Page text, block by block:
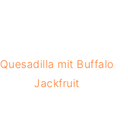
Quesadilla mit Buffalo
Jackfruit